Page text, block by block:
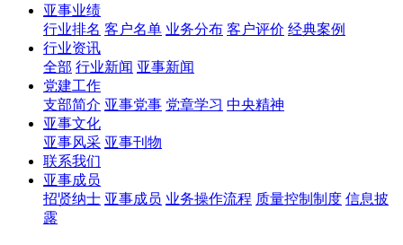
亚事业绩
行业排名 客户名单 业务分布 客户评价 经典案例
行业资讯
全部 行业新闻 亚事新闻
党建工作
支部简介 亚事党事 党章学习 中央精神
亚事文化
亚事风采 亚事刊物
联系我们
亚事成员
招贤纳士 亚事成员 业务操作流程 质量控制制度 信息披
露